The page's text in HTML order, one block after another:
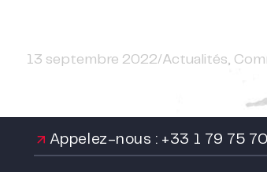
La
13 septembre 2022/Actualités,
Appelez-nous : +33 1 79 75